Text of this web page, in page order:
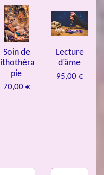
Soin de
lithothéra
pie
70,00 €
Lecture
d’âme
95,00 €